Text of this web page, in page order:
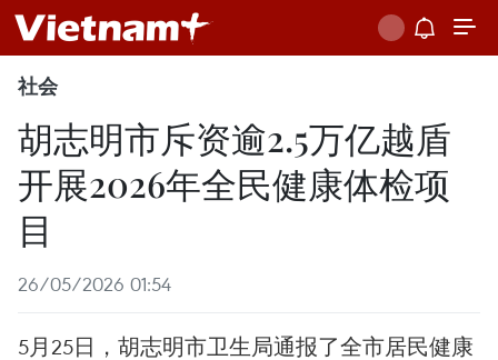
社会
胡志明市斥资逾2.5万亿越盾
开展2026年全民健康体检项
目
26/05/2026 01:54
5月25日，胡志明市卫生局通报了全市居民健康